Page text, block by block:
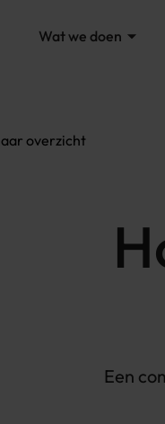
Wat we doen
overzicht
Een